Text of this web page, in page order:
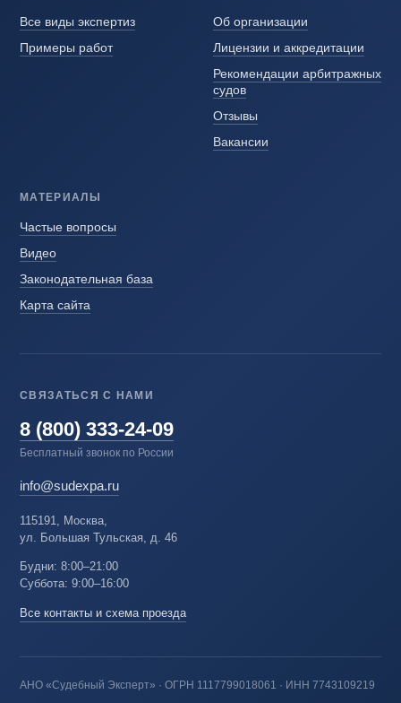
Все виды экспертиз
Примеры работ
Об организации
Лицензии и аккредитации
Рекомендации арбитражных
судов
Отзывы
Вакансии
МАТЕРИАЛЫ
Частые вопросы
Видео
Законодательная база
Карта сайта
СВЯЗАТЬСЯ С НАМИ
8 (800) 333-24-09
Бесплатный звонок по России
info@sudexpa.ru
115191, Москва,
ул. Большая Тульская, д. 46
Будни: 8:00–21:00
Суббота: 9:00–16:00
Все контакты и схема проезда
АНО «Судебный Эксперт» · ОГРН 1117799018061 · ИНН 7743109219